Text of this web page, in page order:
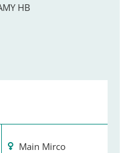
HB
Main Mirco